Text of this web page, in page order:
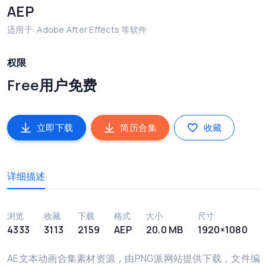
AEP
适用于: Adobe After Effects 等软件
权限
Free用户免费
立即下载 简历合集 收藏
详细描述
浏览
4333
收藏
3113
下载
2159
格式
AEP
大小
20.0 MB
尺寸
1920×1080
AE文本动画合集素材资源，由PNG派网站提供下载，文件编